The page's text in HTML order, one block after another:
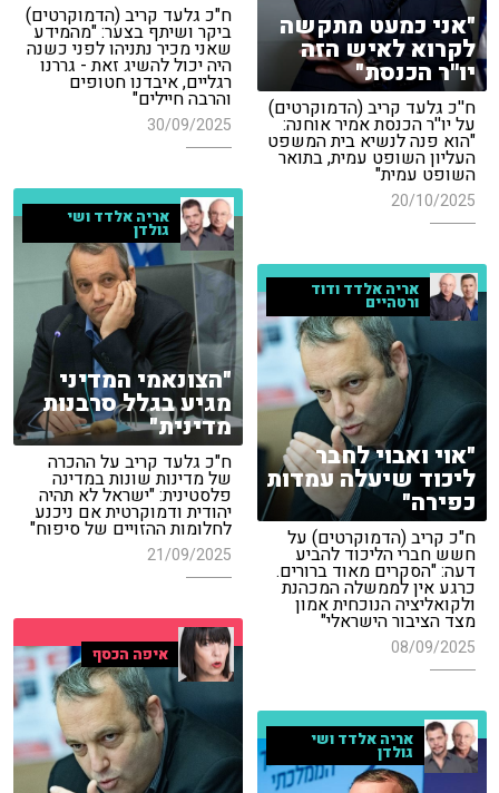
"אני כמעט מתקשה
לקרוא לאיש הזה
יו''ר הכנסת"
ח''כ גלעד קריב (הדמוקרטים)
על יו''ר הכנסת אמיר אוחנה:
"הוא פנה לנשיא בית המשפט
העליון השופט עמית, בתואר
השופט עמית"
20/10/2025
ח"כ גלעד קריב (הדמוקרטים)
ביקר ושיתף בצער: "מהמידע
שאני מכיר נתניהו לפני כשנה
היה יכול להשיג זאת - גררנו
רגליים, איבדנו חטופים
והרבה חיילים"
30/09/2025
אריה אלדד ושי
גולדן
"הצונאמי המדיני
מגיע בגלל סרבנות
מדינית"
ח"כ גלעד קריב על ההכרה
של מדינות שונות במדינה
פלסטינית: "ישראל לא תהיה
יהודית ודמוקרטית אם ניכנע
לחלומות ההזויים של סיפוח"
21/09/2025
אריה אלדד ודוד
ורטהיים
"אוי ואבוי לחבר
ליכוד שיעלה עמדות
כפירה"
ח"כ קריב (הדמוקרטים) על
חשש חברי הליכוד להביע
דעה: "הסקרים מאוד ברורים.
כרגע אין לממשלה המכהנת
ולקואליציה הנוכחית אמון
מצד הציבור הישראלי"
08/09/2025 איפה הכסף
אריה אלדד ושי
גולדן